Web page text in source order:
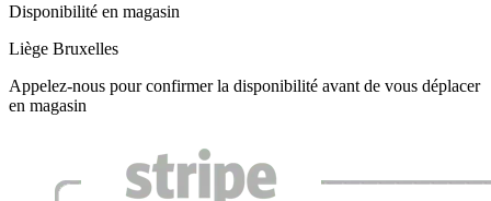
Disponibilité en magasin
Liège Bruxelles
Appelez-nous pour confirmer la disponibilité avant de vous déplacer
en magasin